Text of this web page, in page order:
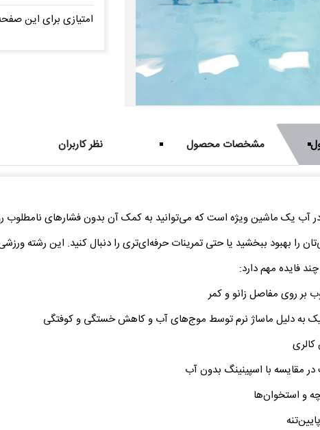
امتیازی برای این
مشخصات محصول نظر کاربران
آب یک ماشین ویژه است که می‌توانید به کمک آن بدون فشارهای نامطلوب
را بهبود ببخشید یا حتی تمرینات حرفه‌ای‌تری را دنبال کنید. این رشته
فایده مهم دارد:
بر روی مفاصل زانو و کمر
به دلیل ماساژ نرم توسط موج‌های آب و کاهش خستگی و کوفتگی
مقایسه با اسپینینگ بدون آب
و استخوان‌ها